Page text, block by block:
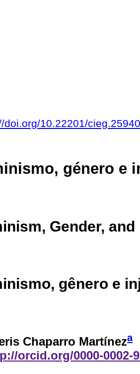
doi.org/10.22201/
género e
Gender,
gênero e
Chaparro Martíneza
orcid.org/0000-0002-